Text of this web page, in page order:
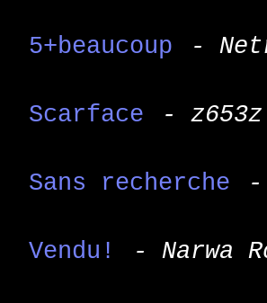
5+beaucoup -
Scarface - z653z
Sans recherche -
Vendu! - Narwa